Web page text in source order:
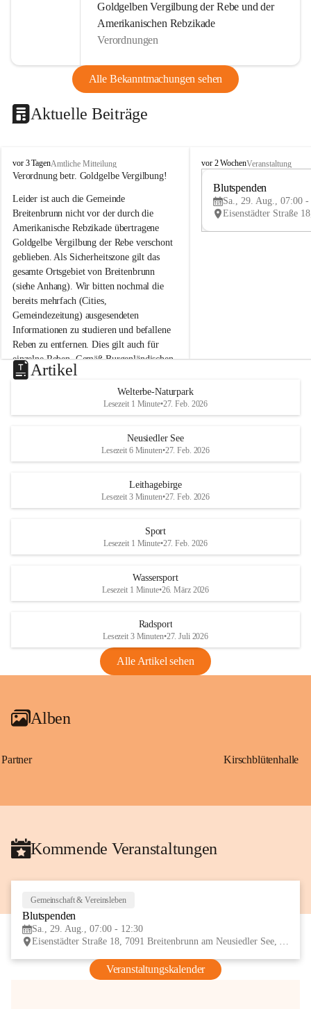
Goldgelben Vergilbung der Rebe und der
Amerikanischen Rebzikade
Verordnungen
Alle Bekanntmachungen sehen
Aktuelle Beiträge
B
r
i
t
e
n
b
r
u
n
n
a
m
N
e
u
s
d
S
vor 3 TagenAmtliche Mitteilung
Verordnung betr. Goldgelbe Vergilbung!
Leider ist auch die Gemeinde
Breitenbrunn nicht vor der durch die
Amerikanische Rebzikade übertragene
Goldgelbe Vergilbung der Rebe verschont
geblieben. Als Sicherheitszone gilt das
gesamte Ortsgebiet von Breitenbrunn
(siehe Anhang). Wir bitten nochmal die
bereits mehrfach (Cities,
Gemeindezeitung) ausgesendeten
Informationen zu studieren und befallene
Reben zu entfernen. Dies gilt auch für
einzelne Reben. Gemäß Burgenländischen
Weinbaugesetz sind nicht gepflegte oder
unzulässige Weingärten zu roden! Bitte
helfen wir zusammen um unsere Winzer
vor den prognostizierten Ernteausfällen
und den daraus folgenden wirtschaftlichen
Maßnahmen zur Bekämpfung
Rebe und der Amerikanischen
Anhang VBl. EU Nr. 18
1 Seite•1,4 MB
VBl. EU Nr. 18_2026
B
e
u
e
d
r
S
vor 2 WochenVeranstaltung
Blutspenden
Sa., 29. Aug., 07:00 -
Artikel
Welterbe-Naturpark
Lesezeit 1 Minute•27. Feb. 2026
Neusiedler See
Lesezeit 6 Minuten•27. Feb. 2026
Leithagebirge
Lesezeit 3 Minuten•27. Feb. 2026
Sport
Lesezeit 1 Minute•27. Feb. 2026
Wassersport
Lesezeit 1 Minute•26. März 2026
Radsport
Lesezeit 3 Minuten•27. Juli 2026
Alle Artikel sehen
Alben
Partner Kirschblütenhalle
Kommende Veranstaltungen
Gemeinschaft & Vereinsleben
Blutspenden
Sa., 29. Aug., 07:00 - 12:30
Eisenstädter Straße 18, 7091 Breitenbrunn am Neusiedler See, AUT
Veranstaltungskalender